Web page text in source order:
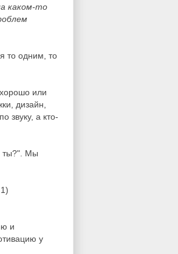
каком-то
то одним, то
или
дизайн,
звуку, а кто-
ты?". Мы
и
у